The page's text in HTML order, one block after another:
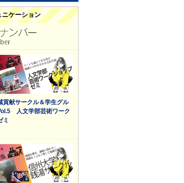
ニケーション
貢献サークル＆学生グル
人文学部芸術ワーク
ミ